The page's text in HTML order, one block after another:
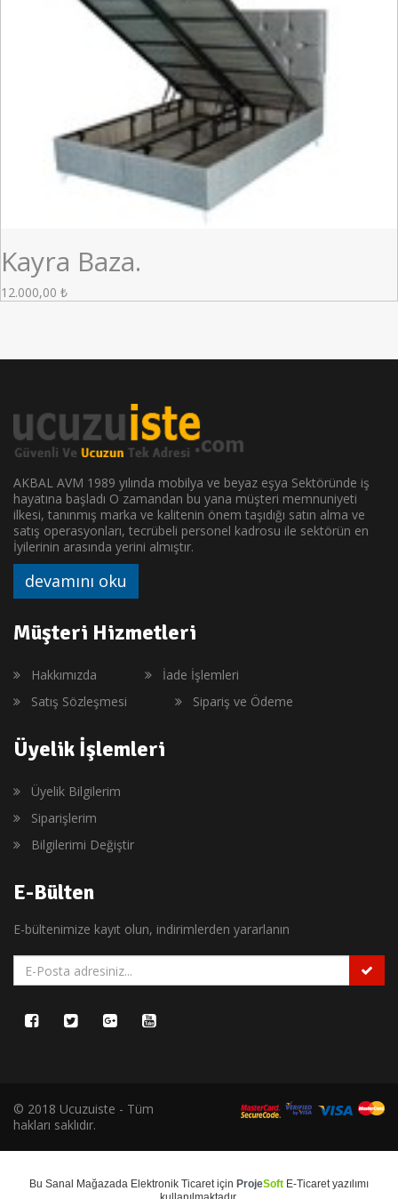
Kayra Baza.
12.000,00 ₺
AKBAL AVM 1989 yılında mobilya ve beyaz eşya Sektöründe iş
hayatına başladı O zamandan bu yana müşteri memnuniyeti
ilkesi, tanınmış marka ve kalitenin önem taşıdığı satın alma ve
satış operasyonları, tecrübeli personel kadrosu ile sektörün en
İyilerinin arasında yerini almıştır.
devamını oku
Müşteri Hizmetleri
Hakkımızda
İade İşlemleri
Satış Sözleşmesi
Sipariş ve Ödeme
Üyelik İşlemleri
Üyelik Bilgilerim
Siparişlerim
Bilgilerimi Değiştir
E-Bülten
E-bültenimize kayıt olun, indirimlerden yararlanın
© 2018 Ucuzuiste - Tüm
hakları saklıdır.
Bu Sanal Mağazada Elektronik Ticaretiçin ProjeSoft E-Ticaretyazılımı